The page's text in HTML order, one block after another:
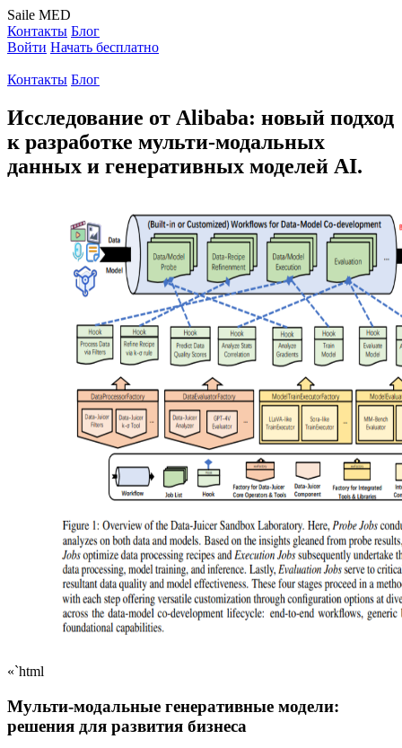
Saile MED
Контакты Блог
Войти Начать бесплатно
Контакты Блог
Исследование от Alibaba: новый подход
к разработке мульти-модальных
данных и генеративных моделей AI.
«`html
Мульти-модальные генеративные модели:
решения для развития бизнеса